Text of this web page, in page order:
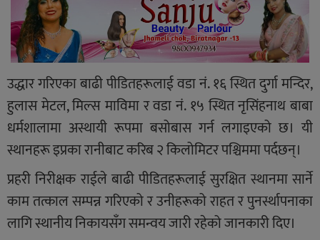
उद्धार गरिएका बाढी पीडितहरूलाई वडा नं. १६ स्थित दुर्गा मन्दिर,
हुलास मेटल, मिल्स माविमा र वडा नं. १५ स्थित नृसिंहनाथ बाबा
धर्मशालामा अस्थायी रूपमा बसोबास गर्न लगाइएको छ। यी
स्थानहरू इप्रका रानीबाट करिब २ किलोमिटर पश्चिममा पर्दछन्।
प्रहरी निरीक्षक राईले बाढी पीडितहरूलाई सुरक्षित स्थानमा सार्ने
काम तत्काल सम्पन्न गरिएको र उनीहरूको राहत र पुनर्स्थापनाका
लागि स्थानीय निकायसँग समन्वय जारी रहेको जानकारी दिए।